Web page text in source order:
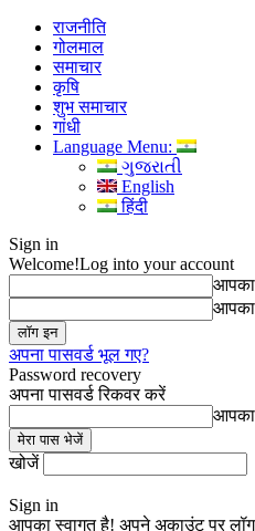
राजनीति
गोलमाल
समाचार
कृषि
शुभ समाचार
गांधी
Language Menu:
ગુજરાતી
English
हिंदी
Sign in
Welcome!Log into your account
आपका
अपना पासवर्ड भूल गए?
Password recovery
अपना पासवर्ड रिकवर करें
खोजें
Sign in
आपका स्वागत है! अपने अकाउंट पर